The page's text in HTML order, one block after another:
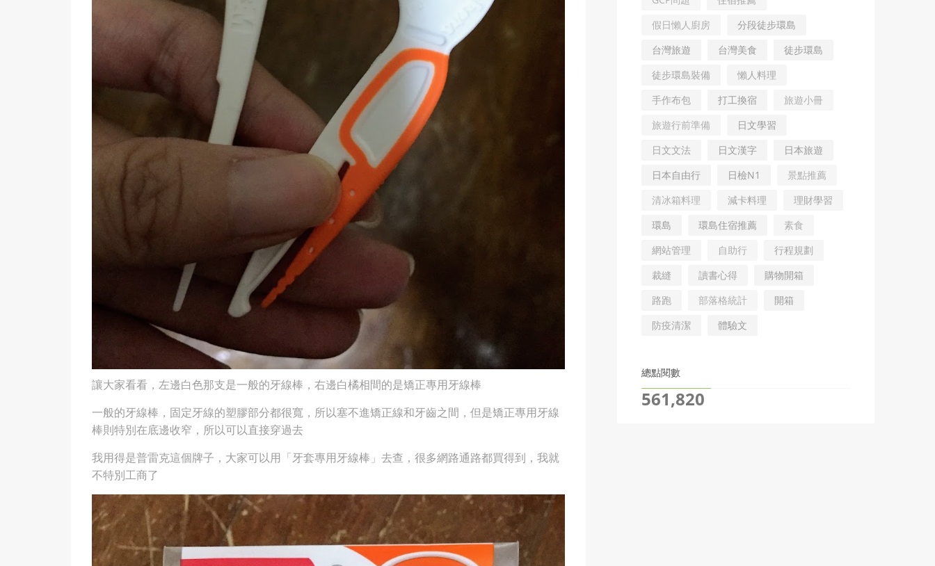
讓大家看看，左邊白色那支是一般的牙線棒，右邊白橘相間的是矯正專用牙線棒
一般的牙線棒，固定牙線的塑膠部分都很寬，所以塞不進矯正線和牙齒之間，但是矯正專用牙線
棒則特別在底邊收窄，所以可以直接穿過去
我用得是普雷克這個牌子，大家可以用「牙套專用牙線棒」去查，很多網路通路都買得到，我就
不特別工商了
假日懶人廚房
分段徒步環島
台灣旅遊
台灣美食
徒步環島
徒步環島裝備
懶人料理
手作布包
打工換宿
旅遊小冊
旅遊行前準備
日文學習
日文文法
日文漢字
日本旅遊
日本自由行
日檢N1
景點推薦
清冰箱料理
減卡料理
理財學習
環島
環島住宿推薦
素食
網站管理
自助行
行程規劃
裁縫
讀書心得
購物開箱
路跑
部落格統計
開箱
防疫清潔
體驗文
總點閱數
561,820